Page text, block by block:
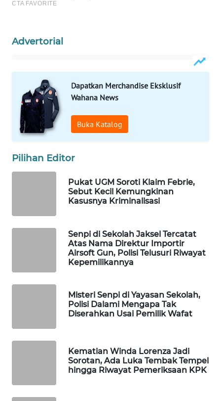
Advertorial
Dapatkan Merchandise Eksklusif
Wahana News
Buka Katalog
Pilihan Editor
Pukat UGM Soroti Klaim Febrie,
Sebut Kecil Kemungkinan
Kasusnya Kriminalisasi
Senpi di Sekolah Jaksel Tercatat
Atas Nama Direktur Importir
Airsoft Gun, Polisi Telusuri Riwayat
Kepemilikannya
Misteri Senpi di Yayasan Sekolah,
Polisi Dalami Mengapa Tak
Diserahkan Usai Pemilik Wafat
Kematian Winda Lorenza Jadi
Sorotan, Ada Luka Tembak Tempel
hingga Riwayat Pemeriksaan KPK
WAHANA
WAHANANEWS
ID
WAHANANEWS
CO ID
WAHANANEWS
WAHANA
SELEB
HEALTH